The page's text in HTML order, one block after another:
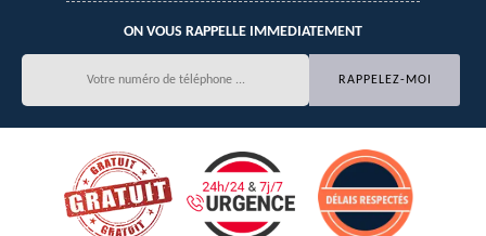
ON VOUS RAPPELLE IMMEDIATEMENT